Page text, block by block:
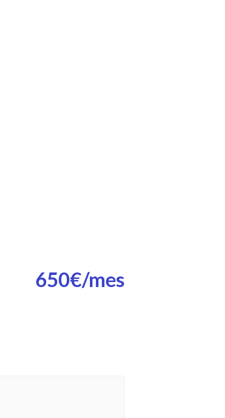
650€/mes